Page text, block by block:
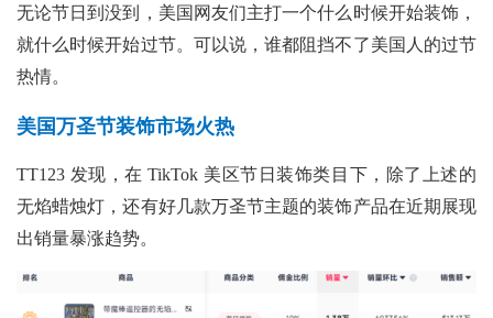
无论节日到没到，美国网友们主打一个什么时候开始装饰，
就什么时候开始过节。可以说，谁都阻挡不了美国人的过节
热情。
美国万圣节装饰市场火热
TT123 发现，在 TikTok 美区节日装饰类目下，除了上述的
无焰蜡烛灯，还有好几款万圣节主题的装饰产品在近期展现
出销量暴涨趋势。